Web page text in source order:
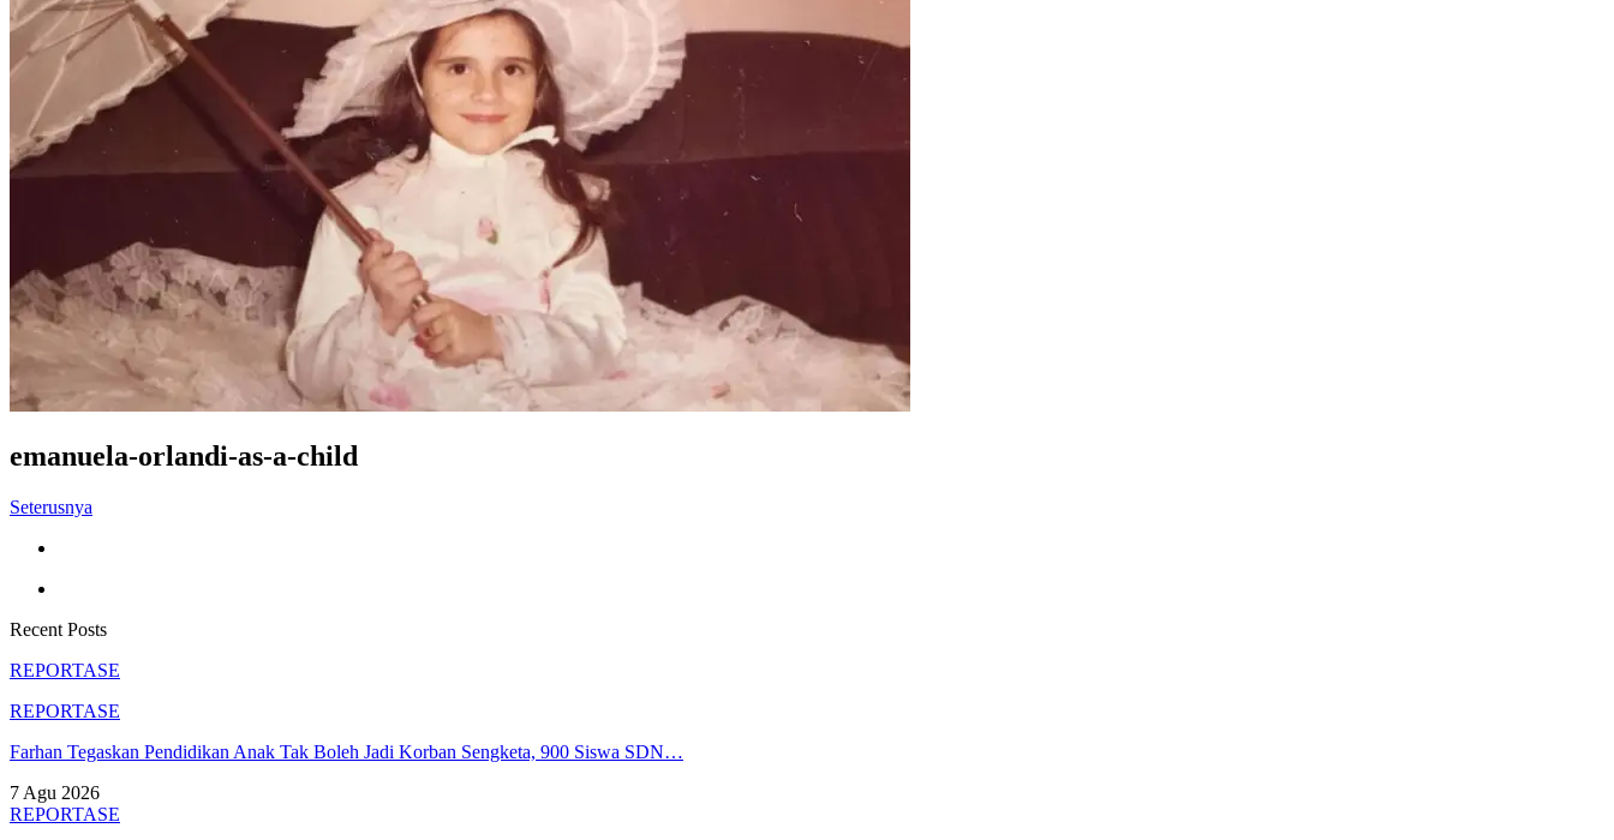
emanuela-orlandi-as-a-child
Seterusnya
Recent Posts
REPORTASE
REPORTASE
Farhan Tegaskan Pendidikan Anak Tak Boleh Jadi Korban Sengketa, 900 Siswa SDN…
7 Agu 2026
REPORTASE